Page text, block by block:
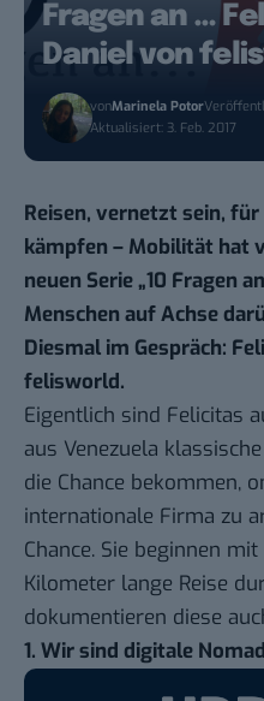
Fragen an …
Daniel von
vonMarinela Potor
Aktualisiert: 3. Feb. 2017
Reisen, vernetzt sein,
kämpfen – Mobilität hat
neuen Serie „10 Fragen
Menschen auf Achse
Diesmal im Gespräch:
felisworld.
Eigentlich sind Felicitas
aus Venezuela
die Chance bekommen,
internationale Firma zu
Chance. Sie beginnen
Kilometer lange Reise
dokumentieren diese
1. Wir sind digitale